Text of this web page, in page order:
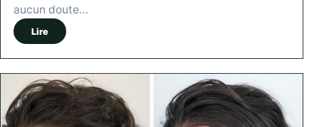
aucun doute…
Lire